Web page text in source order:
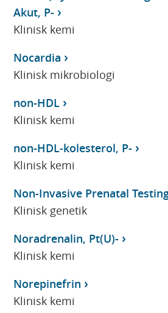
Akut, P-
Klinisk kemi
Nocardia
Klinisk mikrobiologi
non-HDL
Klinisk kemi
non-HDL-kolesterol, P-
Klinisk kemi
Non-Invasive Prenatal
Klinisk genetik
Noradrenalin, Pt(U)-
Klinisk kemi
Norepinefrin
Klinisk kemi